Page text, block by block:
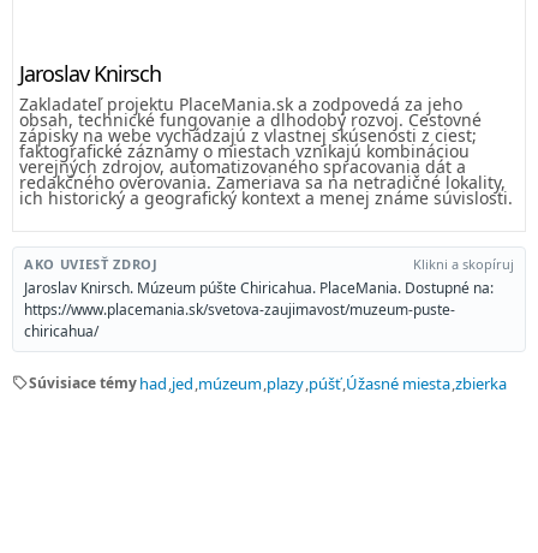
Jaroslav Knirsch
Zakladateľ projektu PlaceMania.sk a zodpovedá za jeho
obsah, technické fungovanie a dlhodobý rozvoj. Cestovné
zápisky na webe vychádzajú z vlastnej skúsenosti z ciest;
faktografické záznamy o miestach vznikajú kombináciou
verejných zdrojov, automatizovaného spracovania dát a
redakčného overovania. Zameriava sa na netradičné lokality,
ich historický a geografický kontext a menej známe súvislosti.
AKO UVIESŤ ZDROJ Klikni a skopíruj
Jaroslav Knirsch. Múzeum púšte Chiricahua. PlaceMania. Dostupné na:
https://www.placemania.sk/svetova-zaujimavost/muzeum-puste-
chiricahua/
sellSúvisiace témyhad jed múzeum plazy púšť Úžasné miesta zbierka